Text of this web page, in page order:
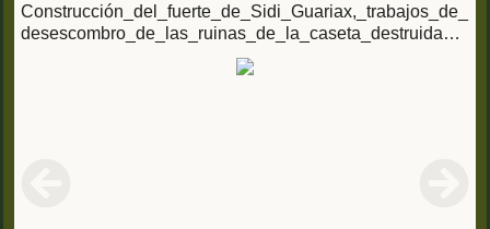
Construcción_del_fuerte_de_Sidi_Guariax,_trabajos_de_
desescombro_de_las_ruinas_de_la_caseta_destruida_p
or_los_moros_el_2_de_octubre,_Melilla